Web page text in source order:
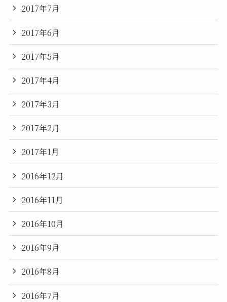
2017年7月
2017年6月
2017年5月
2017年4月
2017年3月
2017年2月
2017年1月
2016年12月
2016年11月
2016年10月
2016年9月
2016年8月
2016年7月